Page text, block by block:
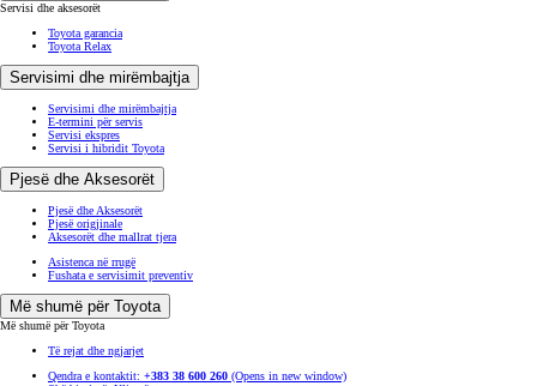
Servisi dhe aksesorët
Toyota garancia
Toyota Relax
Servisimi dhe mirëmbajtja
Servisimi dhe mirëmbajtja
E-termini për servis
Servisi ekspres
Servisi i hibridit Toyota
Pjesë dhe Aksesorët
Pjesë dhe Aksesorët
Pjesë origjinale
Aksesorët dhe mallrat tjera
Asistenca në rrugë
Fushata e servisimit preventiv
Më shumë për Toyota
Më shumë për Toyota
Të rejat dhe ngjarjet
Qendra e kontaktit: +383 38 600 260 (Opens in new window)